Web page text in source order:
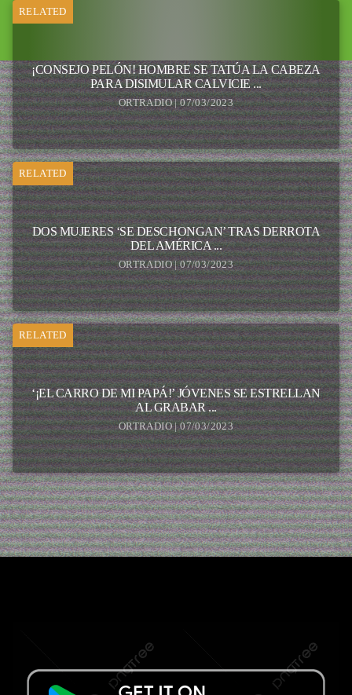
RELATED
¡CONSEJO PELÓN! HOMBRE SE TATÚA LA CABEZA
PARA DISIMULAR CALVICIE ...
ORTRADIO | 07/03/2023
RELATED
DOS MUJERES ‘SE DESCHONGAN’ TRAS DERROTA
DEL AMÉRICA ...
ORTRADIO | 07/03/2023
RELATED
‘¡EL CARRO DE MI PAPÁ!’ JÓVENES SE ESTRELLAN
AL GRABAR ...
ORTRADIO | 07/03/2023